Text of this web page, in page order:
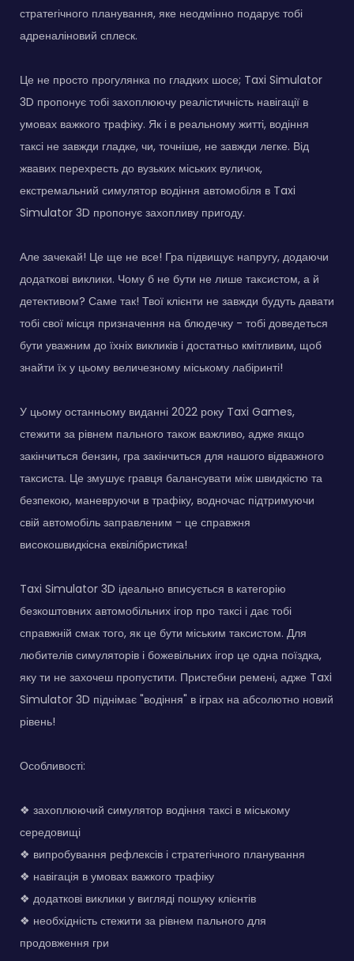
стратегічного планування, яке неодмінно подарує тобі
адреналіновий сплеск.
Це не просто прогулянка по гладких шосе; Taxi Simulator
3D пропонує тобі захоплюючу реалістичність навігації в
умовах важкого трафіку. Як і в реальному житті, водіння
таксі не завжди гладке, чи, точніше, не завжди легке. Від
жвавих перехресть до вузьких міських вуличок,
екстремальний симулятор водіння автомобіля в Taxi
Simulator 3D пропонує захопливу пригоду.
Але зачекай! Це ще не все! Гра підвищує напругу, додаючи
додаткові виклики. Чому б не бути не лише таксистом, а й
детективом? Саме так! Твої клієнти не завжди будуть давати
тобі свої місця призначення на блюдечку - тобі доведеться
бути уважним до їхніх викликів і достатньо кмітливим, щоб
знайти їх у цьому величезному міському лабіринті!
У цьому останньому виданні 2022 року Taxi Games,
стежити за рівнем пального також важливо, адже якщо
закінчиться бензин, гра закінчиться для нашого відважного
таксиста. Це змушує гравця балансувати між швидкістю та
безпекою, маневруючи в трафіку, водночас підтримуючи
свій автомобіль заправленим - це справжня
високошвидкісна еквілібристика!
Taxi Simulator 3D ідеально вписується в категорію
безкоштовних автомобільних ігор про таксі і дає тобі
справжній смак того, як це бути міським таксистом. Для
любителів симуляторів і божевільних ігор це одна поїздка,
яку ти не захочеш пропустити. Пристебни ремені, адже Taxi
Simulator 3D піднімає "водіння" в іграх на абсолютно новий
рівень!
Особливості:
❖ захоплюючий симулятор водіння таксі в міському
середовищі
❖ випробування рефлексів і стратегічного планування
❖ навігація в умовах важкого трафіку
❖ додаткові виклики у вигляді пошуку клієнтів
❖ необхідність стежити за рівнем пального для
продовження гри